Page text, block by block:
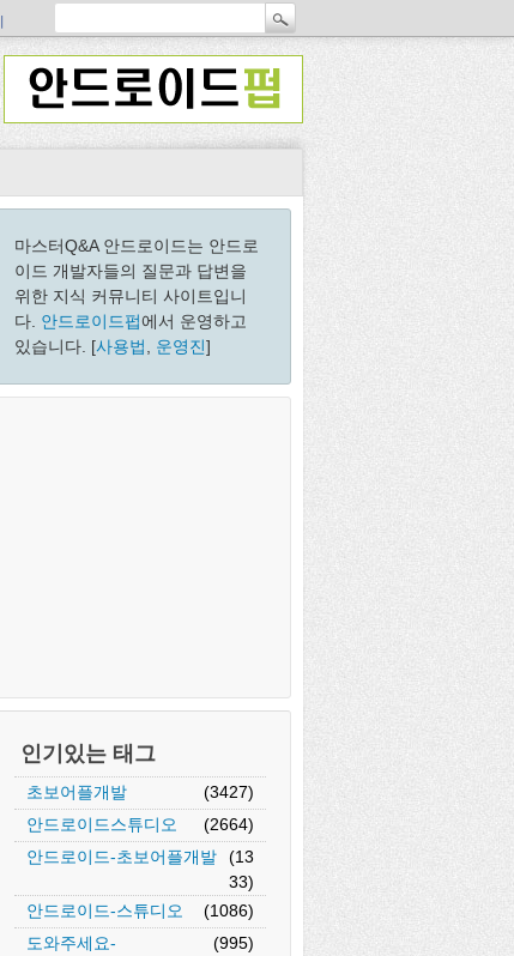
마스터Q&A 안드로이드는 안드로
이드 개발자들의 질문과 답변을
위한 지식 커뮤니티 사이트입니
다. 안드로이드펍에서 운영하고
있습니다. [사용법 운영진]
인기있는 태그
초보어플개발
(3427)
안드로이드스튜디오
(2664)
안드로이드-초보어플개발
(13
33)
안드로이드-스튜디오
(1086)
도와주세요-
(995)